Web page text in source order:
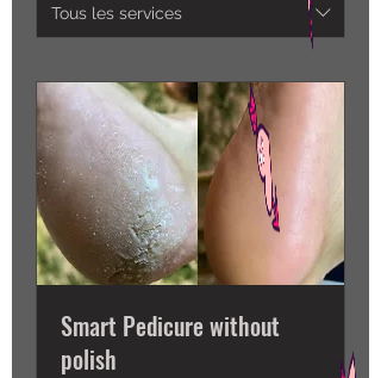
Tous les services
Smart Pedicure without
polish